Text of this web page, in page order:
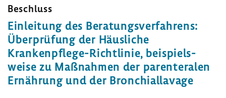
Beschluss
Einlei­tung des Bera­tungs­ver­fah­rens:
Über­prü­fung der Häus­liche
Krankenpflege-​Richtlinie, beispiels­
weise zu Maßnahmen der paren­te­ralen
Ernäh­rung und der Bron­chi­al­la­vage